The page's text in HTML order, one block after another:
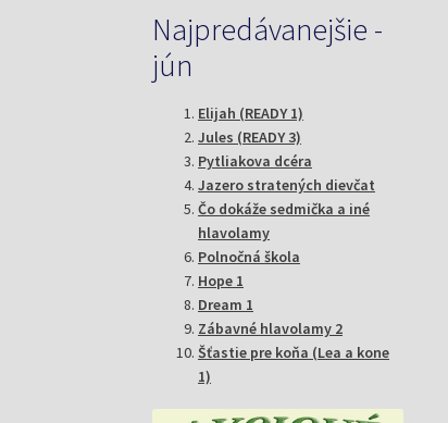
Najpredávanejšie -
jún
Elijah (READY 1)
Jules (READY 3)
Pytliakova dcéra
Jazero stratených dievčat
Čo dokáže sedmička a iné
hlavolamy
Polnočná škola
Hope 1
Dream 1
Zábavné hlavolamy 2
Šťastie pre koňa (Lea a kone
1)